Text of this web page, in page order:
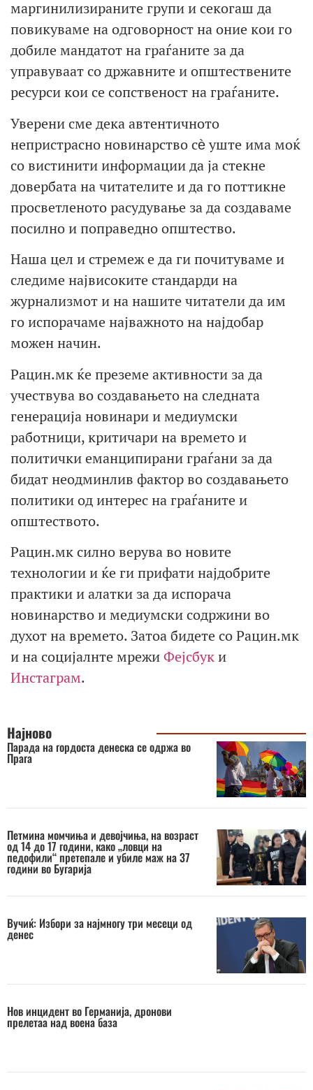
маргинилизираните групи и секогаш да
повикуваме на одговорност на оние кои го
добиле мандатот на граѓаните за да
управуваат со државните и општествените
ресурси кои се сопственост на граѓаните.
Уверени сме дека автентичното
непристрасно новинарство сѐ уште има моќ
со вистинити информации да ја стекне
довербата на читателите и да го поттикне
просветленото расудување за да создаваме
посилно и поправедно општество.
Наша цел и стремеж е да ги почитуваме и
следиме највисоките стандарди на
журнализмот и на нашите читатели да им
го испорачаме најважното на најдобар
можен начин.
Рацин.мк ќе преземе активности за да
учествува во создавањето на следната
генерација новинари и медиумски
работници, критичари на времето и
политички еманципирани граѓани за да
бидат неодминлив фактор во создавањето
политики од интерес на граѓаните и
општеството.
Рацин.мк силно верува во новите
технологии и ќе ги прифати најдобрите
практики и алатки за да испорача
новинарство и медиумски содржини во
духот на времето. Затоа бидете со Рацин.мк
и на социјалнте мрежиФејсбуки
Инстаграм.
Најново
Парада на гордоста денеска се одржа во
Прага
Петмина момчиња и девојчиња, на возраст
од 14 до 17 години, како „ловци на
педофили“ претепале и убиле маж на 37
години во Бугарија
Вучиќ: Избори за најмногу три месеци од
денес
Нов инцидент во Германија, дронови
прелетаа над воена база